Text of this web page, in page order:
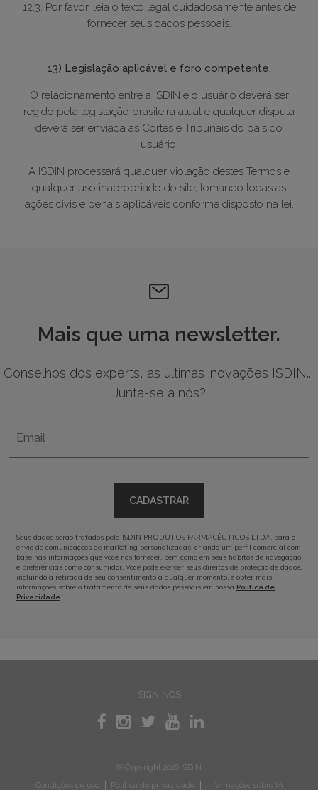
12.3. Por favor, leia o texto legal cuidadosamente antes de
fornecer seus dados pessoais.
13) Legislação aplicável e foro competente.
O relacionamento entre a ISDIN e o usuário deverá ser
regido pela legislação brasileira atual e qualquer disputa
deverá ser enviada às Cortes e Tribunais do país do
usuário.
A ISDIN processará qualquer violação destes Termos e
qualquer uso inapropriado do site, tomando todas as
ações civis e penais aplicáveis conforme disposto na lei.
Mais que uma newsletter.
Conselhos dos experts, as últimas inovações ISDIN....
Junta-se a nós?
Email
CADASTRAR
Seus dados serão tratados pela ISDIN PRODUTOS FARMACÊUTICOS LTDA. para o
envio de comunicações de marketing personalizadas, criando um perfil comercial com
base nas informações que você nos fornecer, bem como em seus hábitos de navegação
e preferências como consumidor. Você pode exercer seus direitos de proteção de dados,
incluindo a retirada de seu consentimento a qualquer momento, e obter mais
informações sobre o tratamento de seus dados pessoais em nossa Política de
Privacidade.
SIGA-NOS
® Copyright 2026 ISDIN
Condições de uso
Política de privacidade Informações sobre IA